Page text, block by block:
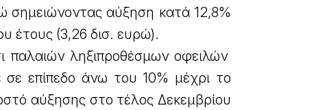
σημειώνοντας αύξηση κατά 12,8%
έτους (3,26 δισ. ευρώ).
παλαιών ληξιπροθέσμων οφειλών
επίπεδο άνω του 10% μέχρι το
αύξησης στο τέλος Δεκεμβρίου